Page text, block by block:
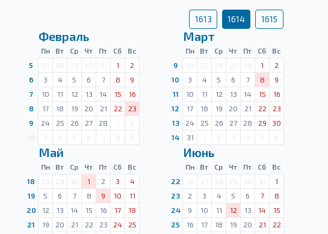
1613 1614 1615
Февраль
Пн Вт Ср Чт Пт Сб
Вс
5
27 28 29 30 31 1
2
6
3 4 5 6 7 8
9
7
10 11 12 13 14 15
16
8
17 18 19 20 21 22
23
9
24 25 26 27 28 1
2
3 4 5 6 7 8 9
Март
Пн Вт Ср Чт Пт Сб
Вс
9
24 25 26 27 28 1
2
10
3 4 5 6 7 8
9
11
10 11 12 13 14 15
16
12
17 18 19 20 21 22
23
13
24 25 26 27 28 29
30
14
31 1 2 3 4 5 6
Май
Пн Вт Ср Чт Пт Сб
Вс
18
28 29 30 1 2 3
4
19
5 6 7 8 9 10
11
20
12 13 14 15 16 17
18
21
19 20 21 22 23 24
25
Июнь
Пн Вт Ср Чт Пт Сб
Вс
22
26 27 28 29 30 31
1
23
2 3 4 5 6 7
8
24
9 10 11 12 13 14
15
25
16 17 18 19 20 21
22